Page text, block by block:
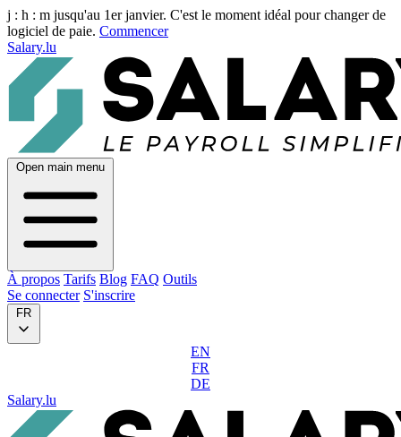
j : h : m jusqu'au 1er janvier. C'est le moment idéal pour changer de
logiciel de paie. Commencer
Salary.lu
Open main menu
À propos Tarifs Blog FAQ Outils
Se connecter S'inscrire
FR
EN
FR
DE
Salary.lu